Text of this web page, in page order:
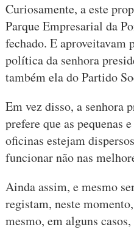
Curiosamente, a este
Parque Empresarial da
fechado. E aproveitavam
política da senhora
também ela do Partido
Em vez disso, a senhora
prefere que as pequenas
oficinas estejam
funcionar não nas
Ainda assim, e mesmo
registam, neste
mesmo, em alguns